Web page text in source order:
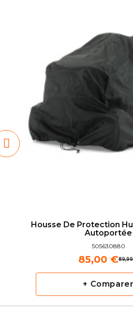
Housse De Protection
Autoportée
505630880
85,00 €
+ Comparer